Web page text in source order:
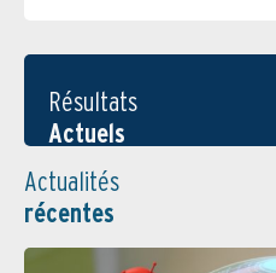
Résultats
Actuels
Actualités
récentes